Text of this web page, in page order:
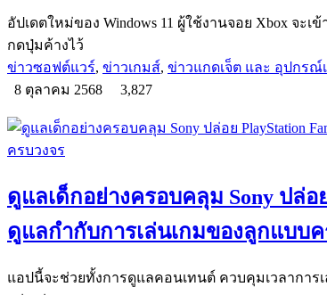
อัปเดตใหม่ของ Windows 11 ผู้ใช้งานจอย Xbox จะ
กดปุ่มค้างไว้
ข่าวซอฟต์แวร์, ข่าวเกมส์, ข่าวแกดเจ็ต และ อุปกรณ์
8 ตุลาคม 2568
3,827
ดูแลเด็กอย่างครอบคลุม Sony ปล่อ
ดูแลกำกับการเล่นเกมของลูกแบบค
แอปนี้จะช่วยทั้งการดูแลคอนเทนต์ ควบคุมเวลาการ